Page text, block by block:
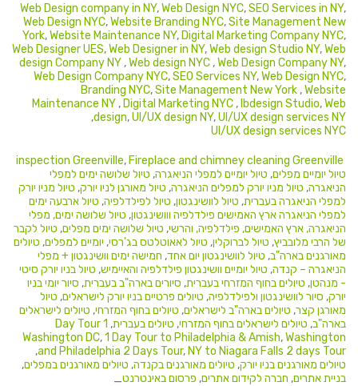
Web Design company in NY,Web Design NYC,SEO Services in NY,
Web Design NYC,Website Branding NYC,Site Management New
York,Website Maintenance NY, Digital Marketing Company NYC,
Web Designer UES,Web Designer in NY,Web design Studio NY,Web
design Company NY ,Web design NYC ,Web Design Company NY,
Web Design Company NYC,SEO Services NY,Web Design NYC,
Branding NYC,Site Management New York ,Website
Maintenance NY , Digital Marketing NYC , Ibdesign Studio,Web
design,UI/UX design NY,UI/UX design services NY
,
UI/UX design services NYC
, Fireplace and chimney cleaning Greenville
טיול יומיים מפלים, טיול יומיים למפלי הניאגרה, טיול שלושה ימים למפלי
הניאגרה, טיול מניו יורק למפלים הניאגרה, טיול מאורגן לניו יורק, טיול מניו יורק
למפלי הניאגרה בעברית, טיול לוושינגטון, טיול לפילדלפיה, טיול ארבעה ימים
למפלי הניאגרה ארץ האמישים פילדלפיה ווושינגטון, טיול שלושה ימים, מפלי
הניאגרה, ארץ האמישים, פילדלפיה, והרשי, טיול שלושה ימים מפלים, טיול לקבר
של הרבי מלובביץ, טיול לברוקלין, טיול לאאוטלטס בג'רסי, יומיים למפלים, טיולים
מאורגנים בארה"ב, טיול לוושינגטון יום אחד, חמישה ימים וושינגטון + מפלי
הניאגרה – קנדה, טיול יומיים וושינגטון פילדלפיה והאיימיש, טיול בניו יורק סיטי
- מנהטן, טיולים בחוף המזרחי בעברית, סיורים בארה"ב בעברית, סיור יומי בניו
יורק, סיור לוושינגטון ולפילדלפיה, טיולים פרטיים בניו יורק לישראלים, טיול
מאורגן קצר, טיולים בארה"ב לישראלים, טיולים בחוף המזרחי, טיולים לישראלים
בארה"ב, טיולים לישראלים בחוף המזרחי, טיולים בעברית,
1 Day Tour
Washington DC,1 Day Tour to Philadelphia & Amish,Washington
and Philadelphia 2 Days Tour, NY to Niagara Falls 2 days Tour
,
טיולים מאורגנים בניו יורק, טיולים מאורגנים בקנדה, טיולים מאורגנים במפלים,
בניית אתרים, חברה לקידום אתרים, פרסום באינטרנט_